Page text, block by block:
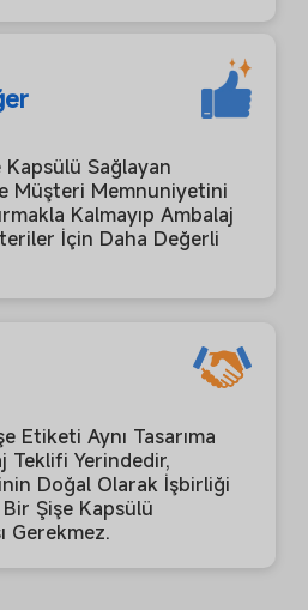
Sağlayan
Müşteri Memnuniyetini
Kalmayıp Ambalaj
İçin Daha Değerli
Etiketi Aynı Tasarıma
Teklifi Yerindedir,
Doğal Olarak İşbirliği
Şişe Kapsülü
Gerekmez.